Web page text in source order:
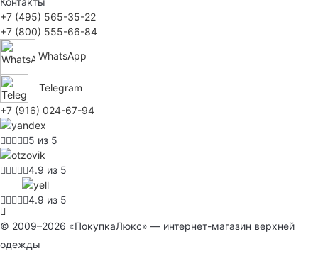
+7 (495) 565-35-22
+7 (800) 555-66-84
WhatsApp
Telegram
+7 (916) 024-67-94
5 из 5
4.9 из 5
4.9 из 5
© 2009–2026 «ПокупкаЛюкс» — интернет-магазин верхней
одежды